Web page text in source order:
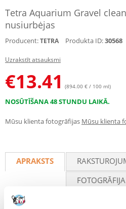
Tetra Aquarium Gravel
nusiurbėjas
Producent:TETRA Produkta ID:30568
Uzrakstīt atsauksmi
€13.41 (894.00 € / 100 ml)
NOSŪTĪŠANA 48 STUNDU LAIKĀ.
Mūsu klienta fotogrāfijas Mūsu klienta
APRAKSTS
FOTOGRĀFIJA
Tetra GC Desludger: